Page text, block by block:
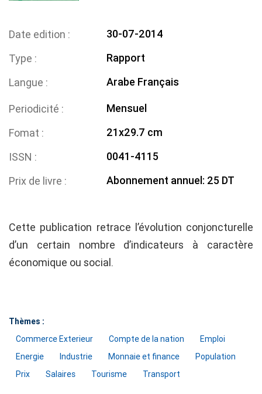
Date edition
30-07-2014
Type
Rapport
Langue
Arabe Français
Periodicité
Mensuel
Fomat
21x29.7 cm
ISSN
0041-4115
Prix de livre
Abonnement annuel: 25 DT
Cette publication retrace l’évolution conjoncturelle
d’un certain nombre d’indicateurs à caractère
économique ou social.
Thèmes :
Commerce Exterieur
Compte de la nation
Emploi
Energie
Industrie Monnaie et finance
Population
Prix
Salaires Tourisme Transport